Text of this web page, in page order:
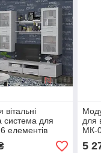
вітальні
система для
6 елементів
для
МК-
5